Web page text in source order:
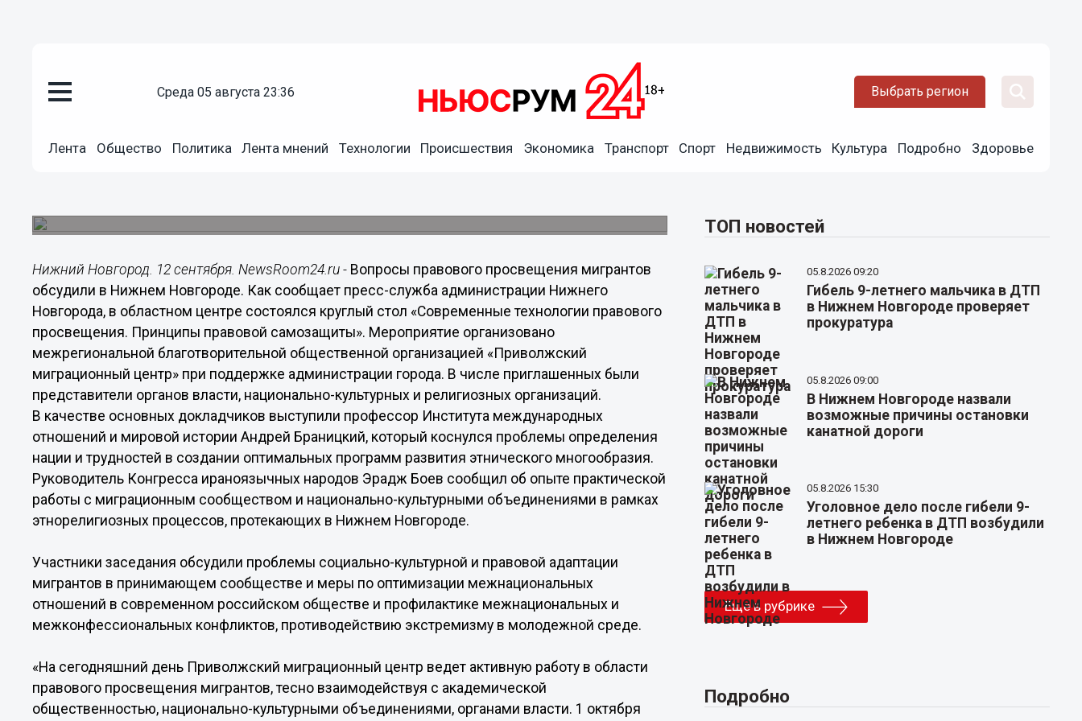
среда 05 августа 23:36 Выбрать регион
Лента Общество Политика Лента мнений Технологии Происшествия Экономика Транспорт Спорт Недвижимость Культура Подробно Здоровье
Вопросы правового просвещения мигрантов обсудили в
Нижний Новгород. 12 сентября. NewsRoom24.ru - Вопросы правового просвещения мигрантов
обсудили в Нижнем Новгороде. Как сообщает пресс-служба администрации Нижнего
Новгорода, в областном центре состоялся круглый стол «Современные технологии правового
просвещения. Принципы правовой самозащиты». Мероприятие организовано
межрегиональной благотворительной общественной организацией «Приволжский
миграционный центр» при поддержке администрации города. В числе приглашенных были
представители органов власти, национально-культурных и религиозных организаций.
В качестве основных докладчиков выступили профессор Института международных
отношений и мировой истории Андрей Браницкий, который коснулся проблемы определения
нации и трудностей в создании оптимальных программ развития этнического многообразия.
Руководитель Конгресса ираноязычных народов Эрадж Боев сообщил об опыте практической
работы с миграционным сообществом и национально-культурными объединениями в рамках
этнорелигиозных процессов, протекающих в Нижнем Новгороде.
Участники заседания обсудили проблемы социально-культурной и правовой адаптации
мигрантов в принимающем сообществе и меры по оптимизации межнациональных
отношений в современном российском обществе и профилактике межнациональных и
межконфессиональных конфликтов, противодействию экстремизму в молодежной среде.
«На сегодняшний день Приволжский миграционный центр ведет активную работу в области
правового просвещения мигрантов, тесно взаимодействуя с академической
общественностью, национально-культурными объединениями, органами власти. 1 октября
ТОП новостей
05.8.2026 09:20
Гибель 9-летнего мальчика в ДТП
в Нижнем Новгороде проверяет
прокуратура
05.8.2026 09:00
В Нижнем Новгороде назвали
возможные причины остановки
канатной дороги
05.8.2026 15:30
Уголовное дело после гибели 9-
летнего ребенка в ДТП возбудили
в Нижнем Новгороде
Еще в рубрике
Подробно